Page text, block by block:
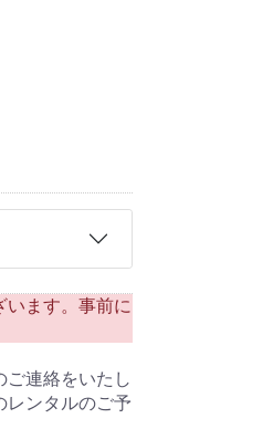
います。事前に
連絡をいたし
レンタルのご予